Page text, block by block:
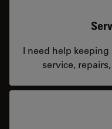
I need help
service,